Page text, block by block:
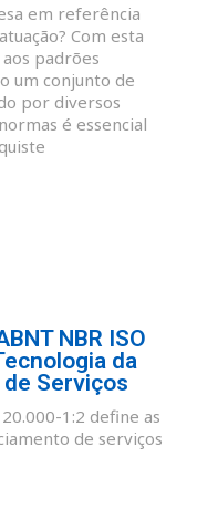
em referência
Com esta
padrões
um conjunto de
por diversos
é essencial
NBR ISO
da
Serviços
1:2 define as
de serviços